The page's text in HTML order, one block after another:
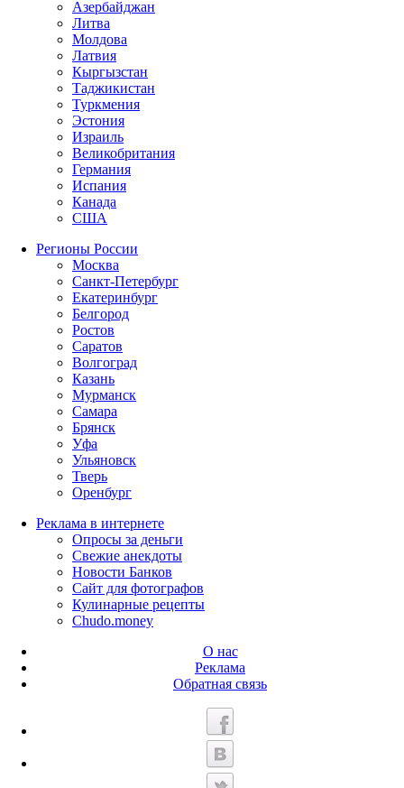
Азербайджан
Литва
Молдова
Латвия
Кыргызстан
Таджикистан
Туркмения
Эстония
Израиль
Великобритания
Германия
Испания
Канада
США
Регионы России
Москва
Санкт-Петербург
Екатеринбург
Белгород
Ростов
Саратов
Волгоград
Казань
Мурманск
Самара
Брянск
Уфа
Ульяновск
Тверь
Оренбург
Реклама в интернете
Опросы за деньги
Свежие анекдоты
Новости Банков
Сайт для фотографов
Кулинарные рецепты
Chudo.money
О нас
Реклама
Обратная связь